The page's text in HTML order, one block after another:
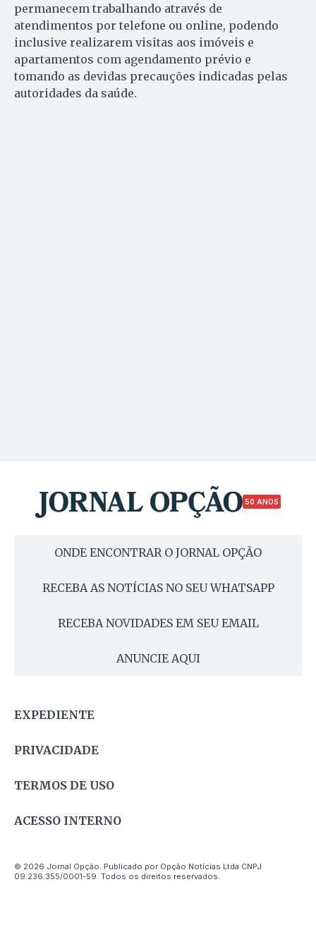
permanecem trabalhando através de
atendimentos por telefone ou online, podendo
inclusive realizarem visitas aos imóveis e
apartamentos com agendamento prévio e
tomando as devidas precauções indicadas pelas
autoridades da saúde.
50 ANOS
ONDE ENCONTRAR O JORNAL OPÇÃO
RECEBA AS NOTÍCIAS NO SEU WHATSAPP
RECEBA NOVIDADES EM SEU EMAIL
ANUNCIE AQUI
EXPEDIENTE
PRIVACIDADE
TERMOS DE USO
ACESSO INTERNO
© 2026 Jornal Opção. Publicado por Opção Notícias Ltda CNPJ
09.236.355/0001-59. Todos os direitos reservados.